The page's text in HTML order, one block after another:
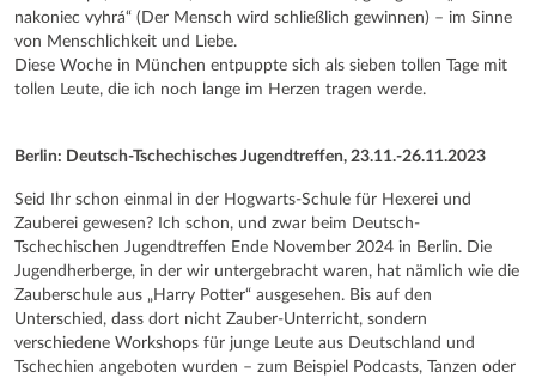
nakoniec vyhrá“ (Der Mensch wird schließlich gewinnen) – im Sinne
von Menschlichkeit und Liebe.
Diese Woche in München entpuppte sich als sieben tollen Tage mit
tollen Leute, die ich noch lange im Herzen tragen werde.
Berlin: Deutsch-Tschechisches Jugendtreffen, 23.11.-26.11.2023
Seid Ihr schon einmal in der Hogwarts-Schule für Hexerei und
Zauberei gewesen? Ich schon, und zwar beim Deutsch-
Tschechischen Jugendtreffen Ende November 2024 in Berlin. Die
Jugendherberge, in der wir untergebracht waren, hat nämlich wie die
Zauberschule aus „Harry Potter“ ausgesehen. Bis auf den
Unterschied, dass dort nicht Zauber-Unterricht, sondern
verschiedene Workshops für junge Leute aus Deutschland und
Tschechien angeboten wurden – zum Beispiel Podcasts, Tanzen oder